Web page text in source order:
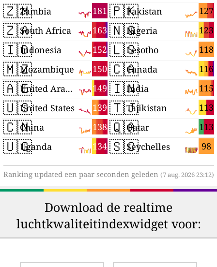
🇿🇲 181
Zambia
🇿🇦 163
South Africa
🇮🇩 152
Indonesia
🇲🇿 150
Mozambique
🇦🇪 149
United Arab Emirates
🇺🇸 139
United States
🇨🇳 138
China
🇺🇬 134
Uganda
🇵🇰 127
Pakistan
🇳🇬 123
Nigeria
🇱🇸 118
Lesotho
🇨🇦 116
Canada
🇮🇳 115
India
🇹🇯 113
Tajikistan
🇶🇦 113
Qatar
🇸🇨 98
Seychelles
Ranking updated een paar seconden geleden (7 aug. 2026 23:12)
Download de realtime
luchtkwaliteitindexwidget voor: